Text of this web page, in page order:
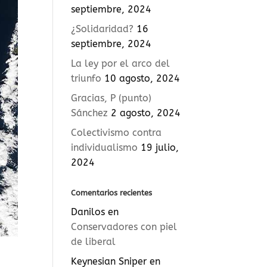
septiembre, 2024
¿Solidaridad? 16
septiembre, 2024
La ley por el arco del
triunfo 10 agosto, 2024
Gracias, P (punto)
Sánchez 2 agosto, 2024
Colectivismo contra
individualismo 19 julio,
2024
Comentarios recientes
Danilos en
Conservadores con piel
de liberal
Keynesian Sniper en